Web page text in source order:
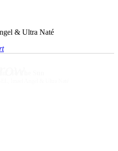
& Ultra Naté